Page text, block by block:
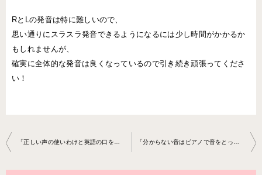
RとLの発音は特に難しいので、
思い通りにスラスラ発音できるようになるには少し時間がかかるか
もしれませんが、
確実に全体的な発音は良くなっているので引き続き頑張ってくださ
い！
投
稿
ナ
「正しい声の使いわけと英語の口を覚えよう！」ボーカル教室 2023-2-27-­no0013-­0084 「分からない音はピアノで音をとってきっちり覚えよう！」ボーカル教室 2023-3-13- ­no0013-­0083